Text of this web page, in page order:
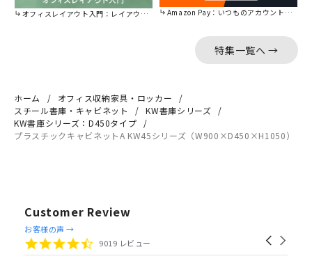
オフィスレイアウト入門：レイアウトの基本をご紹介。 Amazon Pay：いつものアカウントで簡単に決済可能。
特集一覧へ →
ホーム
オフィス収納家具・ロッカー
スチール書庫・キャビネット
KW書庫シリーズ
KW書庫シリーズ：D450タイプ
プラスチックキャビネットA KW45シリーズ（W900×D450×H1050）
Customer Review
Reviews
carousel
Carousel
arrows
4.4
star
9019 レビュー
お客様の声 →